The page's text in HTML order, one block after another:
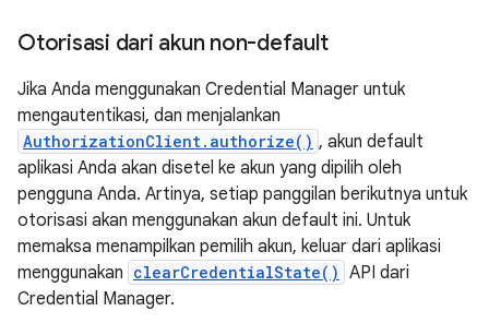
Otorisasi dari akun non-default
Jika Anda menggunakan Credential Manager untuk
mengautentikasi, dan menjalankan
AuthorizationClient.authorize() , akun default
aplikasi Anda akan disetel ke akun yang dipilih oleh
pengguna Anda. Artinya, setiap panggilan berikutnya untuk
otorisasi akan menggunakan akun default ini. Untuk
memaksa menampilkan pemilih akun, keluar dari aplikasi
menggunakan clearCredentialState() API dari
Credential Manager.